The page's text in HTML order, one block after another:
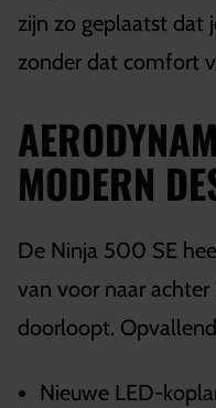
zijn zo geplaatst dat
zonder dat comfort
MODERN
De Ninja 500 SE
van voor naar
doorloopt.
Nieuwe LED-